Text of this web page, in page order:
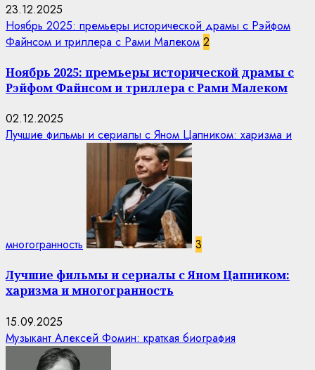
23.12.2025
Ноябрь 2025: премьеры исторической драмы с Рэйфом
Файнсом и триллера с Рами Малеком 2
Ноябрь 2025: премьеры исторической драмы с
Рэйфом Файнсом и триллера с Рами Малеком
02.12.2025
Лучшие фильмы и сериалы с Яном Цапником: харизма и
многогранность 3
Лучшие фильмы и сериалы с Яном Цапником:
харизма и многогранность
15.09.2025
Музыкант Алексей Фомин: краткая биография